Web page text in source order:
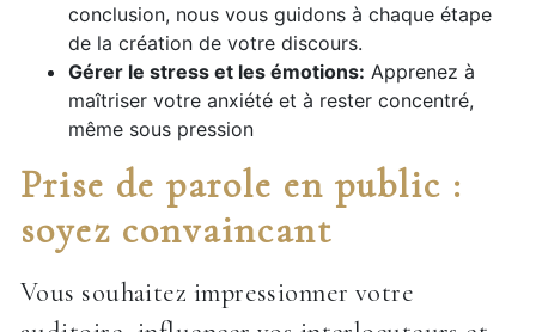
conclusion, nous vous guidons à chaque étape
de la création de votre discours.
Gérer le stress et les émotions: Apprenez à
maîtriser votre anxiété et à rester concentré,
même sous pression
Prise de parole en public :
soyez convaincant
Vous souhaitez impressionner votre